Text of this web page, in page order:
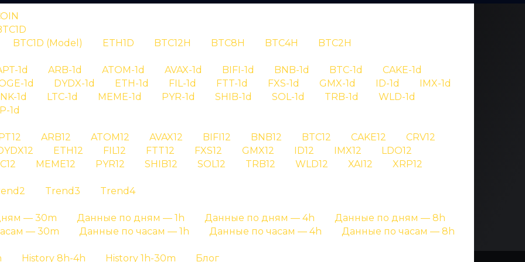
BTC1D (Model)
ETH1D BTC12H BTC8H BTC4H
BTC2H
1d ARB-1d ATOM-1d AVAX-1d BIFI-1d BNB-1d BTC-1d
CAKE-1d
1d DYDX-1d ETH-1d FIL-1d FTT-1d FXS-1d GMX-1d ID-1d
IMX-1d
1d LTC-1d MEME-1d PYR-1d SHIB-1d SOL-1d TRB-1d
WLD-1d
1d
ARB12 ATOM12 AVAX12 BIFI12 BNB12 BTC12 CAKE12
CRV12
ETH12 FIL12 FTT12 FXS12 GMX12 ID12 IMX12
LDO12
MEME12 PYR12 SHIB12 SOL12 TRB12 WLD12 XAI12
XRP12
Trend3
Trend4
— 30m
Данные по дням — 1h Данные по дням — 4h
Данные по дням — 8h
— 30m
Данные по часам — 1h Данные по часам — 4h
Данные по часам — 8h
History 8h-4h History 1h-30m Блог
xrp30 id 6569
сигнала xrp30 id 6569 - детальная информация о сигнале криптовалют